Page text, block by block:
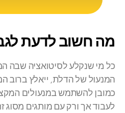
מה חשוב לדעת
כל מי שנקלע לסיטואציה שבה
המנעול של הדלת, ייאלץ ברוב
כמובן להשתמש במנעולים
לעבוד אך ורק עם מותגים מסוג